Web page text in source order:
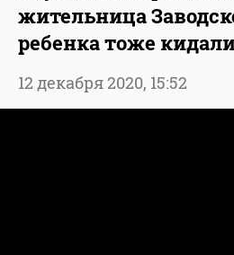
жительница
ребенка тоже
12 декабря 2020, 15:52